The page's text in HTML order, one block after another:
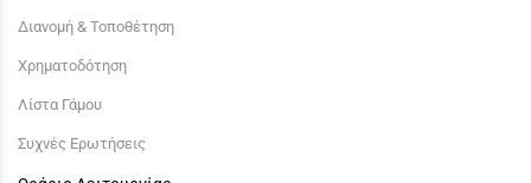
Διανομή & Τοποθέτηση
Χρηματοδότηση
Λίστα Γάμου
Συχνές Ερωτήσεις